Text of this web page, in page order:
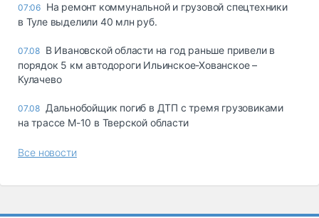
07:06 На ремонт коммунальной и грузовой спецтехники
в Туле выделили 40 млн руб.
07.08 В Ивановской области на год раньше привели в
порядок 5 км автодороги Ильинское-Хованское –
Кулачево
07.08 Дальнобойщик погиб в ДТП с тремя грузовиками
на трассе М-10 в Тверской области
Все новости